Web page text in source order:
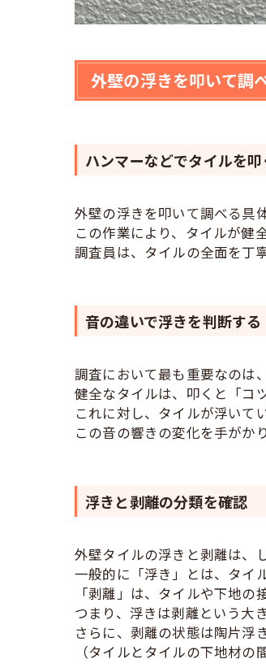
外壁の浮きを叩いて調
ハンマーなどでタイルを叩
外壁の浮きを叩いて調べる具
この作業により、タイルが健
調査員は、タイルの全面を丁
音の違いで浮きを判断する
調査において最も重要なのは
健全なタイルは、叩くと「コ
これに対し、タイルが浮いて
この音の響きの変化を手がか
浮きと剥離の分類を確認
外壁タイルの浮きと剥離は、
一般的に「浮き」とは、タイ
「剥離」は、タイルや下地の
つまり、浮きは剥離という大
さらに、剥離の状態は陶片浮
（タイルとタイルの下地材